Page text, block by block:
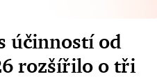
účinností od
rozšířilo o tři